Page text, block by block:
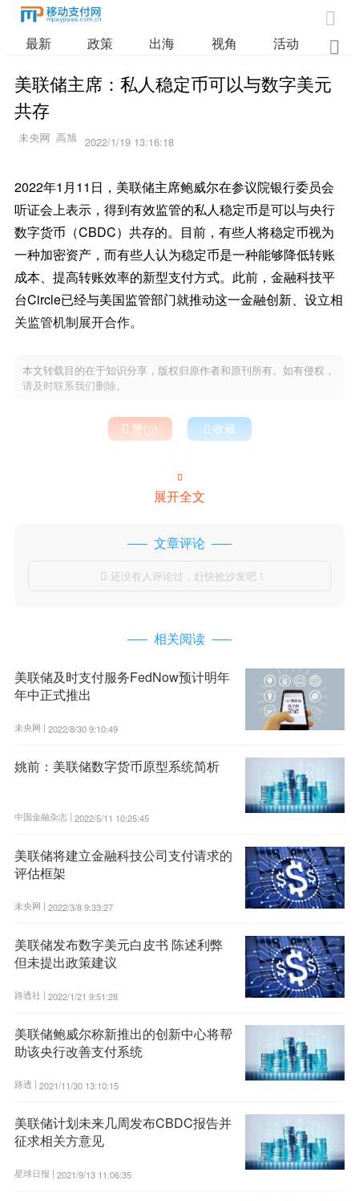

最新 政策 出海 视角 活动 业

美联储主席：私人稳定币可以与数字美元
共存
2022/1/19 13:16:18
2022年1月11日，美联储主席鲍威尔在参议院银行委员会
听证会上表示，得到有效监管的私人稳定币是可以与央行
数字货币（CBDC）共存的。目前，有些人将稳定币视为
一种加密资产，而有些人认为稳定币是一种能够降低转账
成本、提高转账效率的新型支付方式。此前，金融科技平
台Circle已经与美国监管部门就推动这一金融创新、设立相
关监管机制展开合作。
本文转载目的在于知识分享，版权归原作者和原刊所有。如有侵权，
请及时联系我们删除。
 赞()  收藏

展开全文
文章评论
 还没有人评论过，赶快抢沙发吧！
相关阅读
美联储及时支付服务FedNow预计明年
年中正式推出
未央网 | 2022/8/30 9:10:49
姚前：美联储数字货币原型系统简析
中国金融杂志 | 2022/5/11 10:25:45
美联储将建立金融科技公司支付请求的
评估框架
未央网 | 2022/3/8 9:33:27
美联储发布数字美元白皮书 陈述利弊
但未提出政策建议
路透社 | 2022/1/21 9:51:28
美联储鲍威尔称新推出的创新中心将帮
助该央行改善支付系统
路透 | 2021/11/30 13:10:15
美联储计划未来几周发布CBDC报告并
征求相关方意见
星球日报 | 2021/9/13 11:06:35